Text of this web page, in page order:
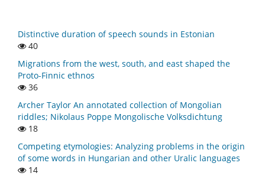
Distinctive duration of speech sounds in Estonian
40
Migrations from the west, south, and east shaped the
Proto-Finnic ethnos
36
Archer Taylor An annotated collection of Mongolian
riddles; Nikolaus Poppe Mongolische Volksdichtung
18
Competing etymologies: Analyzing problems in the origin
of some words in Hungarian and other Uralic languages
14